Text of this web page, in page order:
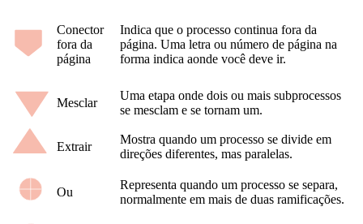
Conector
fora da
página
Indica que o processo continua fora da
página. Uma letra ou número de página na
forma indica aonde você deve ir.
Mesclar
Uma etapa onde dois ou mais subprocessos
se mesclam e se tornam um.
Extrair
Mostra quando um processo se divide em
direções diferentes, mas paralelas.
Ou
Representa quando um processo se separa,
normalmente em mais de duas ramificações.